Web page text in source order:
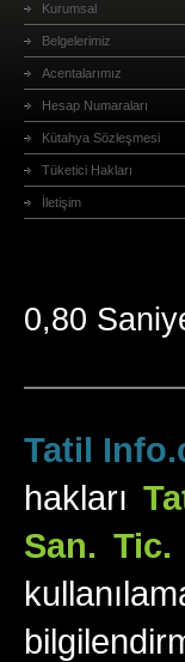
Kurumsal
Belgelerimiz
Acentalarımız
Hesap Numaraları
Kütahya Sözleşmesi
Tüketici Hakları
İletişim
0,80
Tatil
hakları
San.